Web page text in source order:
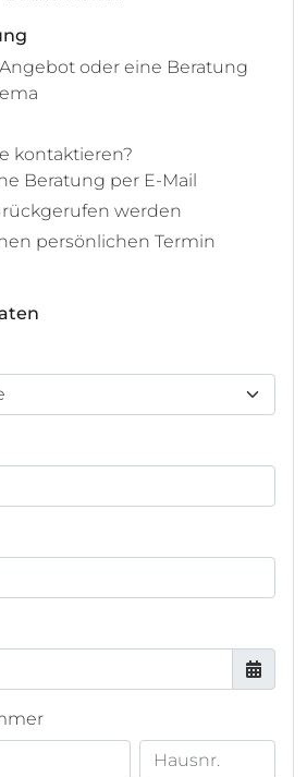
oder eine Beratung
kontaktieren?
Beratung per E-Mail
werden
persönlichen Termin